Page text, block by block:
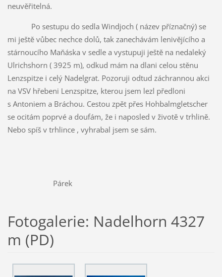
neuvěřitelná.
Po sestupu do sedla Windjoch ( název příznačný) se
mi ještě vůbec nechce dolů, tak zanechávám lenivějícího a
stárnoucího Maňáska v sedle a vystupuji ještě na nedaleký
Ulrichshorn ( 3925 m), odkud mám na dlani celou stěnu
Lenzspitze i celý Nadelgrat. Pozoruji odtud záchrannou akci
na VSV hřebeni Lenzspitze, kterou jsem lezl předloni
s Antoniem a Bráchou. Cestou zpět přes Hohbalmgletscher
se ocitám poprvé a doufám, že i naposled v životě v trhlině.
Nebo spíš v trhlince , vyhrabal jsem se sám.
Párek
Fotogalerie: Nadelhorn 4327
m (PD)